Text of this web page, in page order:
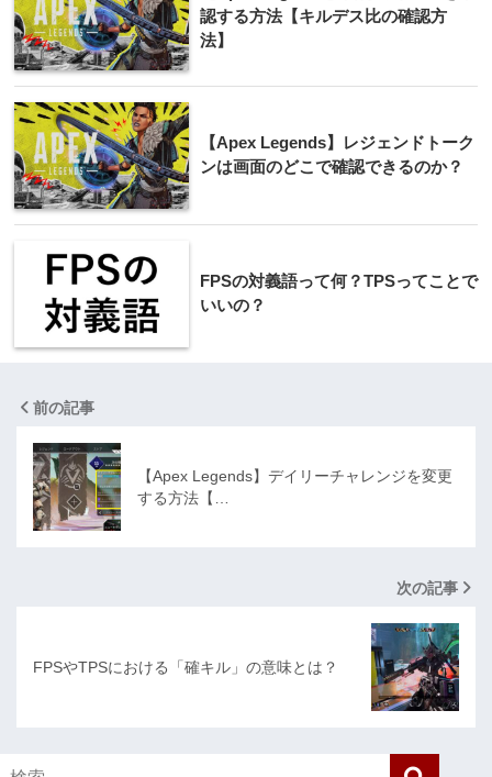
認する方法【キルデス比の確認方
法】
【Apex Legends】レジェンドトーク
ンは画面のどこで確認できるのか？
FPSの対義語って何？TPSってことで
いいの？
前の記事
【Apex Legends】デイリーチャレンジを変更
する方法【…
次の記事
FPSやTPSにおける「確キル」の意味とは？